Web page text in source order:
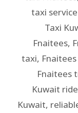
taxi
Taxi
Fnaitees,
taxi,
Fnaitees
Kuwait
Kuwait,